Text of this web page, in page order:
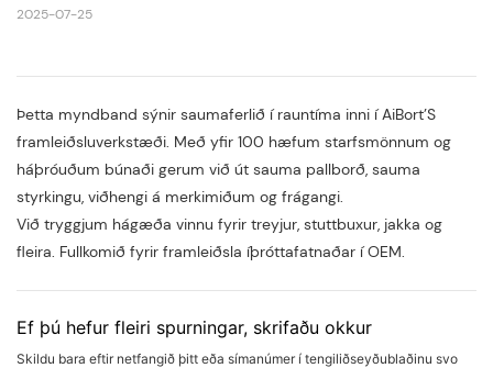
2025-07-25
Þetta myndband sýnir saumaferlið í rauntíma inni í AiBort’S
framleiðsluverkstæði. Með yfir 100 hæfum starfsmönnum og
háþróuðum búnaði gerum við út sauma pallborð, sauma
styrkingu, viðhengi á merkimiðum og frágangi.
Við tryggjum hágæða vinnu fyrir treyjur, stuttbuxur, jakka og
fleira. Fullkomið fyrir framleiðsla íþróttafatnaðar í OEM.
Ef þú hefur fleiri spurningar, skrifaðu okkur
Skildu bara eftir netfangið þitt eða símanúmer í tengiliðseyðublaðinu svo